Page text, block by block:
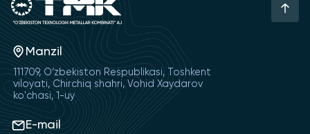
Manzil
111709, O‘zbekiston Respublikasi, Toshkent
viloyati, Chirchiq shahri, Vohid Xaydarov
ko'chasi, 1-uy
E-mail